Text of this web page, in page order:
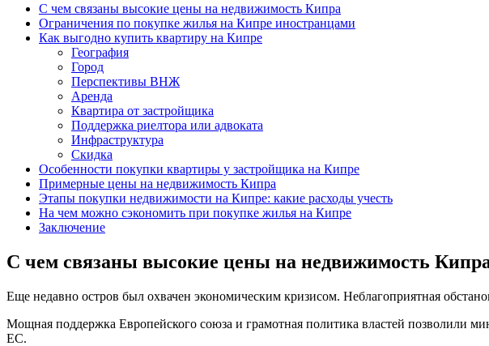
С чем связаны высокие цены на недвижимость Кипра
Ограничения по покупке жилья на Кипре иностранцами
Как выгодно купить квартиру на Кипре
География
Город
Перспективы ВНЖ
Аренда
Квартира от застройщика
Поддержка риелтора или адвоката
Инфраструктура
Скидка
Особенности покупки квартиры у застройщика на Кипре
Примерные цены на недвижимость Кипра
Этапы покупки недвижимости на Кипре: какие расходы учесть
На чем можно сэкономить при покупке жилья на Кипре
Заключение
С чем связаны высокие цены на недвижимость
Еще недавно остров был охвачен экономическим кризисом. Неблагоприятная
Мощная поддержка Европейского союза и грамотная политика властей позволили
ЕС.